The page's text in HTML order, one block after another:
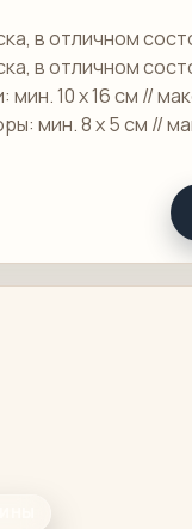
в отличном
в отличном
10 х 16 см //
мин. 8 х 5 см //